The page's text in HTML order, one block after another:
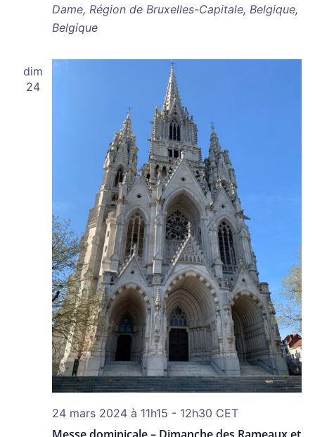
Dame, Région de Bruxelles-Capitale, Belgique,
Belgique
dim
24
24 mars 2024 à 11h15 - 12h30 CET